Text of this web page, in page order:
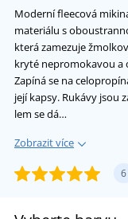
Moderní fleecová
materiálu s
která zamezuje
kryté nepromokavou
Zapíná se na
její kapsy. Rukávy jsou
lem se dá…
Zobrazit více
6